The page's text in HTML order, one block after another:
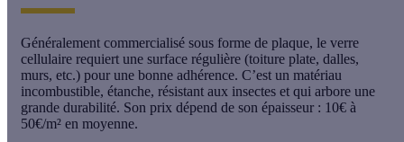
Généralement commercialisé sous forme de plaque, le verre
cellulaire requiert une surface régulière (toiture plate, dalles,
murs, etc.) pour une bonne adhérence. C’est un matériau
incombustible, étanche, résistant aux insectes et qui arbore une
grande durabilité. Son prix dépend de son épaisseur : 10€ à
50€/m² en moyenne.